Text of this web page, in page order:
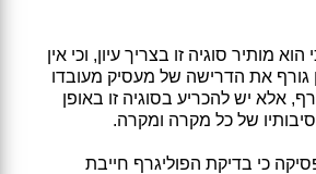
מותיר סוגיה זו בצריך עיון, וכי אין
גורף את הדרישה של מעסיק מעובדו
אלא יש להכריע בסוגיה זו באופן
של כל מקרה ומקרה.
כי בדיקת הפוליגרף חייבת